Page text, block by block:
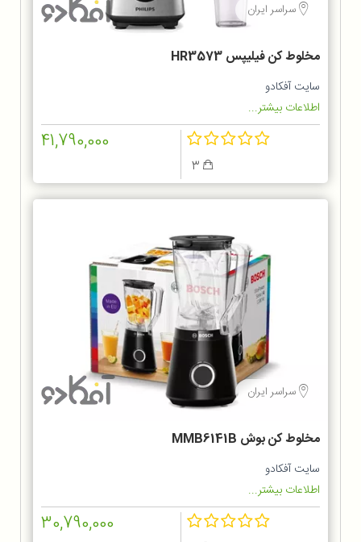
سراسر ایران
مخلوط کن فيليپس HR3573
سایت آفکادو
اطلاعات بیشتر...
41,790,000
سراسر ایران
مخلوط کن بوش MMB6141B
سایت آفکادو
اطلاعات بیشتر...
30,790,000